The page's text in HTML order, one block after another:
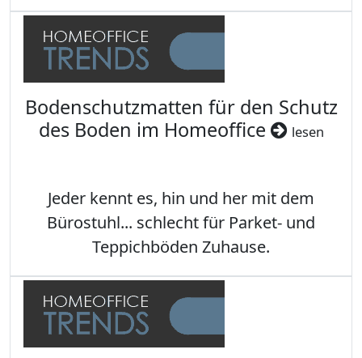
Bodenschutzmatten für den Schutz
des Boden im Homeoffice
lesen
Jeder kennt es, hin und her mit dem
Bürostuhl... schlecht für Parket- und
Teppichböden Zuhause.